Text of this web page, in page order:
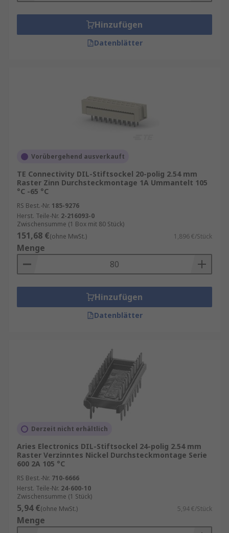
Hinzufügen
Datenblätter
Vorübergehend ausverkauft
TE Connectivity DIL-Stiftsockel 20-polig 2.54 mm
Raster Zinn Durchsteckmontage 1A Ummantelt 105
°C -65 °C
RS Best.-Nr. 185-9276
Herst. Teile-Nr. 2-216093-0
Zwischensumme (1 Box mit 80 Stück)
151,68 €(ohne MwSt.) 1,896 €/Stück
Menge
Hinzufügen
Datenblätter
Derzeit nicht erhältlich
Aries Electronics DIL-Stiftsockel 24-polig 2.54 mm
Raster Verzinntes Nickel Durchsteckmontage Serie
600 2A 105 °C
RS Best.-Nr. 710-6666
Herst. Teile-Nr. 24-600-10
Zwischensumme (1 Stück)
5,94 €(ohne MwSt.) 5,94 €/Stück
Menge